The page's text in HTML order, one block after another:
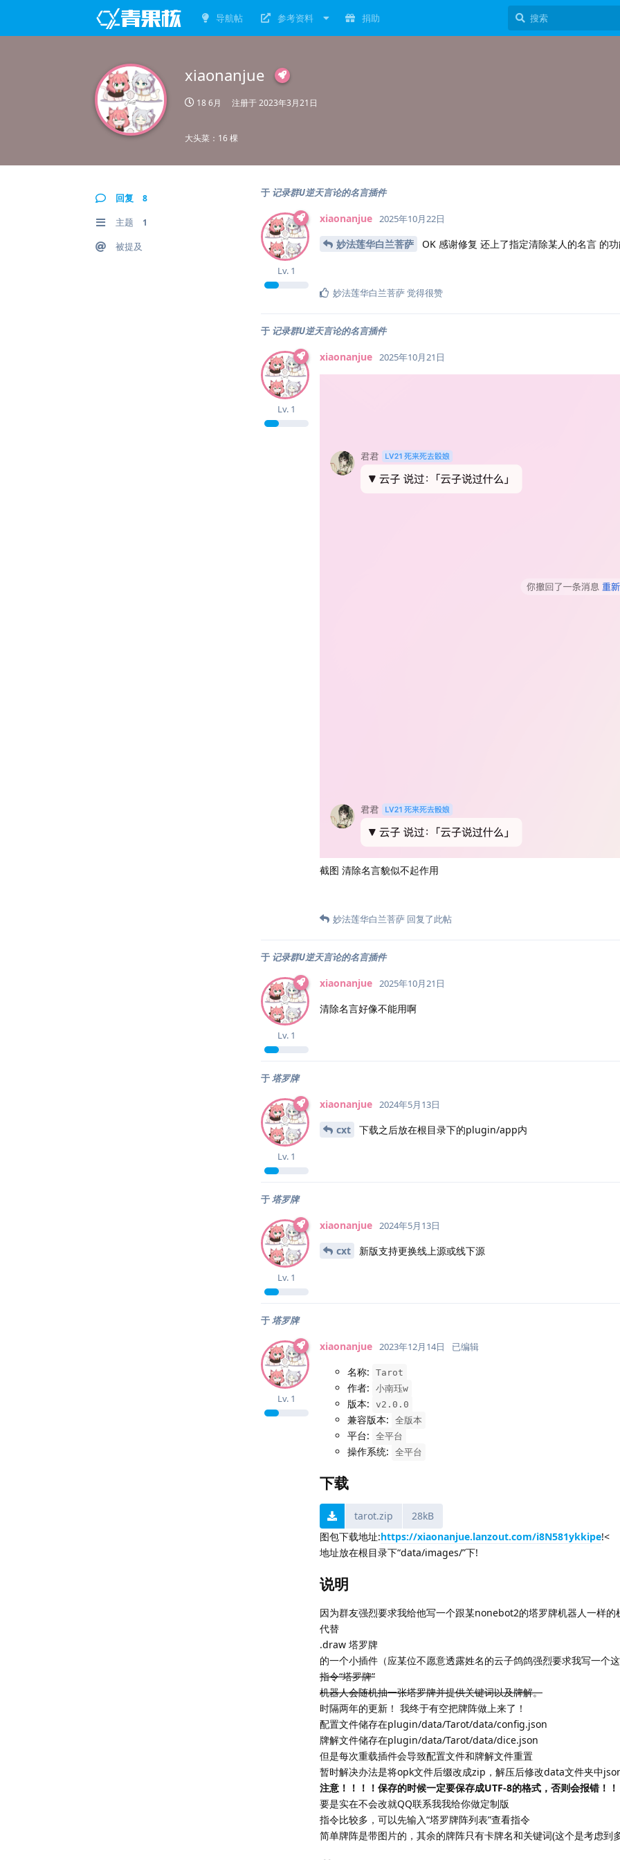
导航帖 参考资料 捐助
xiaonanjue
18 6月 注册于2023年3月21日
大头菜：16 棵
回复 8
主题 1
被提及
于 记录群U逆天言论的名言插件
xiaonanjue
Lv. 1
2025年10月22日
妙法莲华白兰菩萨 OK 感谢修复 还上了指定清除某人的名言 的
妙法莲华白兰菩萨觉得很赞
于 记录群U逆天言论的名言插件
xiaonanjue
Lv. 1
2025年10月21日
截图 清除名言貌似不起作用
妙法莲华白兰菩萨 回复了此帖
于 记录群U逆天言论的名言插件
xiaonanjue
Lv. 1
2025年10月21日
清除名言好像不能用啊
于塔罗牌
xiaonanjue
Lv. 1
2024年5月13日
cxt 下载之后放在根目录下的plugin/app内
于塔罗牌
xiaonanjue
Lv. 1
2024年5月13日
cxt 新版支持更换线上源或线下源
于塔罗牌
xiaonanjue
Lv. 1
2023年12月14日 已编辑
名称: Tarot
作者: 小南珏w
版本: v2.0.0
兼容版本: 全版本
平台: 全平台
操作系统: 全平台
下载
tarot.zip
28kB
图包下载地址:https://xiaonanjue.lanzout.com/i8N581ykkipe!<
地址放在根目录下“data/images/”下!
说明
因为群友强烈要求我给他写一个跟某nonebot2的塔罗牌机器人一样
代替
.draw 塔罗牌
的一个小插件（应某位不愿意透露姓名的云子鸽鸽强烈要求我写一个
指令“塔罗牌”
机器人会随机抽一张塔罗牌并提供关键词以及牌解。
时隔两年的更新！ 我终于有空把牌阵做上来了！
配置文件储存在plugin/data/Tarot/data/config.json
牌解文件储存在plugin/data/Tarot/data/dice.json
但是每次重载插件会导致配置文件和牌解文件重置
暂时解决办法是将opk文件后缀改成zip，解压后修改data文件夹中
注意！！！！保存的时候一定要保存成UTF-8的格式，否则会报错！
要是实在不会改就QQ联系我我给你做定制版
指令比较多，可以先输入“塔罗牌阵列表”查看指令
简单牌阵是带图片的，其余的牌阵只有卡牌名和关键词(这个是考虑